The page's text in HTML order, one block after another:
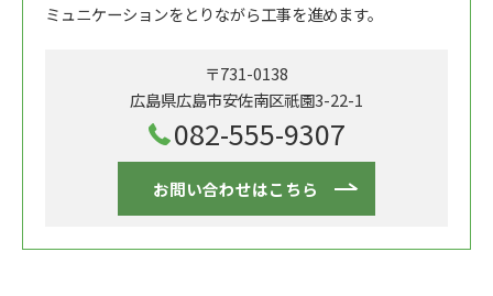
ミュニケーションをとりながら工事を進めます。
〒731-0138
広島県広島市安佐南区祇園3-22-1
082-555-9307
お問い合わせはこちら